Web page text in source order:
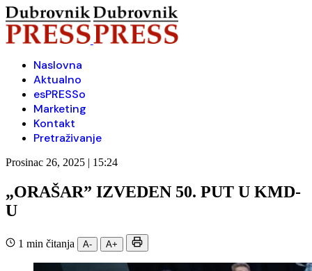
Naslovna
Aktualno
esPRESSo
Marketing
Kontakt
Pretraživanje
Prosinac 26, 2025 | 15:24
„ORAŠAR” IZVEDEN 50. PUT U KMD-
U
1 min čitanja A- A+